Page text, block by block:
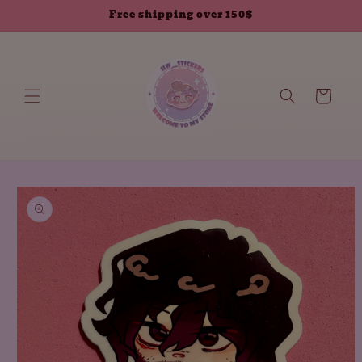
Free shipping over 150$
العربة
انتقل إلى
معلومات
المنتج